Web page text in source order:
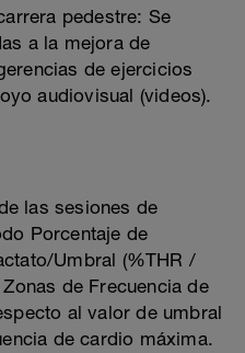
pedestre: Se
a la mejora de
de ejercicios
audiovisual (videos).
las sesiones de
Porcentaje de
Umbral (%THR /
de Frecuencia de
al valor de umbral
de cardio máxima.